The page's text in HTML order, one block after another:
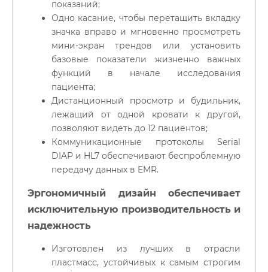
показаний;
Одно касание, чтобы перетащить вкладку
значка вправо и мгновенно просмотреть
мини-экран трендов или установить
базовые показатели жизненно важных
функций в начале исследования
пациента;
Дистанционный просмотр и будильник,
лежащий от одной кровати к другой,
позволяют видеть до 12 пациентов;
Коммуникационные протоколы Serial
DIAP и HL7 обеспечивают беспроблемную
передачу данных в EMR.
Эргономичный дизайн обеспечивает
исключительную производительность и
надежность
Изготовлен из лучших в отрасли
пластмасс, устойчивых к самым строгим